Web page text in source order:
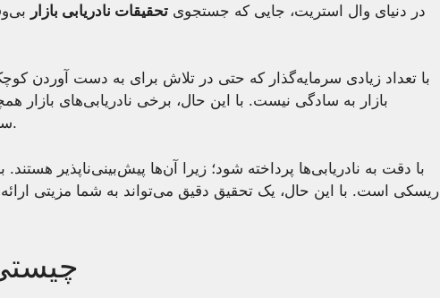
در دنیای وال استریت، جایی که جستجوی تحقیقات نادریابی بازار
با تعداد زیادی سرمایه‌گذار که حتی در تلاش برای به دست آوردن
بازار به سادگی نیست. با این حال، برخی نادریابی‌های بازار
سرمایه‌گذاران را به خود جلب می‌کنند.
با دقت به نادریابی‌ها پرداخته شود؛ زیرا آن‌ها پیش‌بینی‌ناپذیر
ریسکی است. با این حال، یک تحقیق دقیق می‌تواند به شما مزیتی